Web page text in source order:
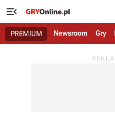

PREMIUM Newsroom Gry